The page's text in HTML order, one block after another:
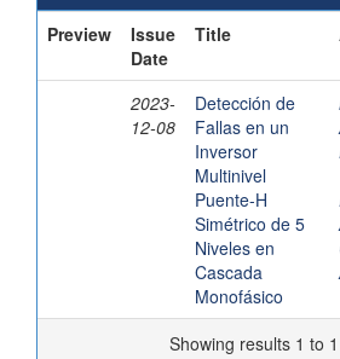
Preview
Issue
Date
Title
2023-
12-08
Detección de
Fallas en un
Inversor
Multinivel
Puente-H
Simétrico de 5
Niveles en
Cascada
Monofásico
Showing results 1 to